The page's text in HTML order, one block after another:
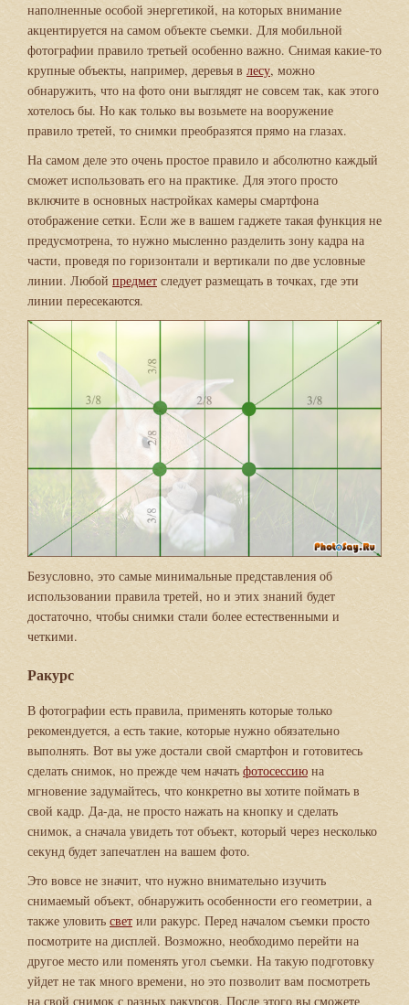
наполненные особой энергетикой, на которых внимание
акцентируется на самом объекте съемки. Для мобильной
фотографии правило третьей особенно важно. Снимая какие-то
крупные объекты, например, деревья в лесу, можно
обнаружить, что на фото они выглядят не совсем так, как этого
хотелось бы. Но как только вы возьмете на вооружение
правило третей, то снимки преобразятся прямо на глазах.
На самом деле это очень простое правило и абсолютно каждый
сможет использовать его на практике. Для этого просто
включите в основных настройках камеры смартфона
отображение сетки. Если же в вашем гаджете такая функция не
предусмотрена, то нужно мысленно разделить зону кадра на
части, проведя по горизонтали и вертикали по две условные
линии. Любой предмет следует размещать в точках, где эти
линии пересекаются.
Безусловно, это самые минимальные представления об
использовании правила третей, но и этих знаний будет
достаточно, чтобы снимки стали более естественными и
четкими.
Ракурс
В фотографии есть правила, применять которые только
рекомендуется, а есть такие, которые нужно обязательно
выполнять. Вот вы уже достали свой смартфон и готовитесь
сделать снимок, но прежде чем начать фотосессию на
мгновение задумайтесь, что конкретно вы хотите поймать в
свой кадр. Да-да, не просто нажать на кнопку и сделать
снимок, а сначала увидеть тот объект, который через несколько
секунд будет запечатлен на вашем фото.
Это вовсе не значит, что нужно внимательно изучить
снимаемый объект, обнаружить особенности его геометрии, а
также уловить свет или ракурс. Перед началом съемки просто
посмотрите на дисплей. Возможно, необходимо перейти на
другое место или поменять угол съемки. На такую подготовку
уйдет не так много времени, но это позволит вам посмотреть
на свой снимок с разных ракурсов. После этого вы сможете